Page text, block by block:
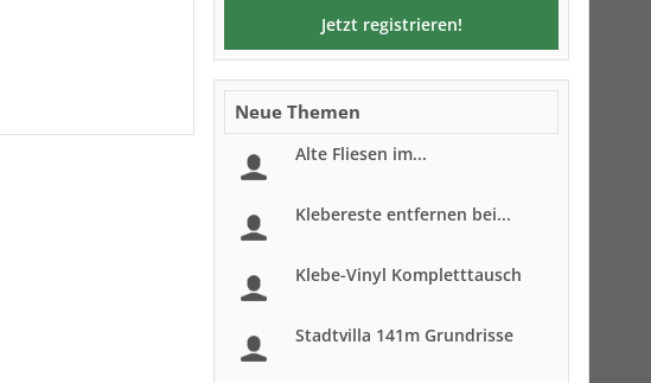
Jetzt registrieren!
Neue Themen
Alte Fliesen im...
Klebereste entfernen bei...
Klebe-Vinyl Kompletttausch
Stadtvilla 141m Grundrisse